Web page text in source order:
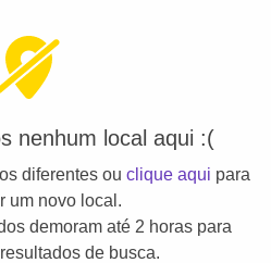
nenhum local aqui :(
diferentes ou clique aqui para
um novo local.
demoram até 2 horas para
de busca.